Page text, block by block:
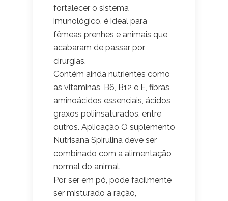
fortalecer o sistema
imunológico, é ideal para
fêmeas prenhes e animais que
acabaram de passar por
cirurgias.
Contém ainda nutrientes como
as vitaminas, B6, B12 e E, fibras,
aminoácidos essenciais, ácidos
graxos poliinsaturados, entre
outros. Aplicação O suplemento
Nutrisana Spirulina deve ser
combinado com a alimentação
normal do animal.
Por ser em pó, pode facilmente
ser misturado à ração,